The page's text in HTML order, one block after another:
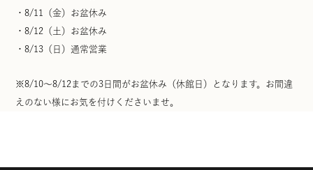
・8/11（金）お盆休み
・8/12（土）お盆休み
・8/13（日）通常営業
※8/10～8/12までの3日間がお盆休み（休館日）となります。お間違
えのない様にお気を付けくださいませ。